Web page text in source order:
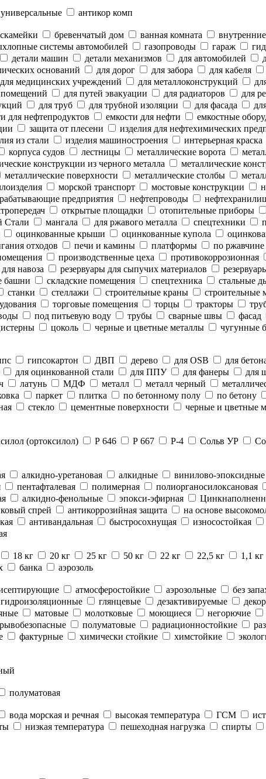
универсальные
антикор комп
бревенчатый дом ванная комната
системы автомобилей газопроводы гараж
детали машин детали механизмов для автомобилей
оснований для дорог для забора для кабеля
для медицинских учреждений для металлоконструкций
помещений для путей эвакуации для радиаторов для
для труб для трубной изоляции для фасада
для нефтепродуктов емкости для нефти емкостные
защита от плесени изделия для нефтехимических
из стали изделия машиностроения интерьерная краска
корпуса судов лестницы металлические ворота
конструкции из черного металла металлические
металлические поверхности металлические столбы
морской транспорт мостовые конструкции
предприятия нефтепроводы
открытые площадки отопительные приборы
Стали мангала для ржавого металла спецтехники
оцинкованные крыши оцинкованные купола
отходов печи и камины платформы по ржавчине
производственные цеха противокоррозионная
навоза резервуары для сыпучих материалов
башни складские помещения спецтехника стальные
станки стеллажи строительные краны строительные
торговые помещения торцы тракторы
под питьевую воду трубы сварные швы фасад
цоколь черные и цветные металлы чугунные
гипсокартон ДВП дерево для OSB для
для оцинкованной стали для ППУ для фанеры для
латунь МДФ металл металл черный
паркет плитка по бетонному полу по бетону
стекло цементные поверхности черные и цветные
(ортоксилол) Р 646 Р 667 Р-4 Сольв УР
алкидно-уретановая алкидные винилово-эпоксидные
пентафталевая полимерная полиорганосилоксановая
алкидно-фенольные эпокси-эфирная
спрей антикоррозийная защита
на основе
антивандальная быстросохнущая износостойкая
18 кг 20 кг 25 кг 50 кг 22 кг 22,5 кг 1,1 кг
банка
аэрозоль
атмосферостойкие аэрозольные без
гидроизоляционные глянцевые дезактивируемые
матовые молотковые моющиеся негорючие
полуматовые радиационностойкие
фактурные химически стойкие химстойкие
полуматовая
вода морская и речная высокая температура ГСМ
низкая температура пешеходная нагрузка спирты